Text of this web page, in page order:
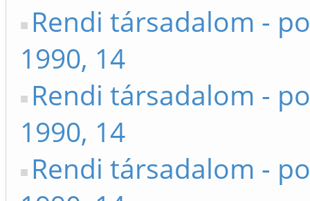
Rendi társadalom -
1990, 14
Rendi társadalom -
1990, 14
Rendi társadalom -